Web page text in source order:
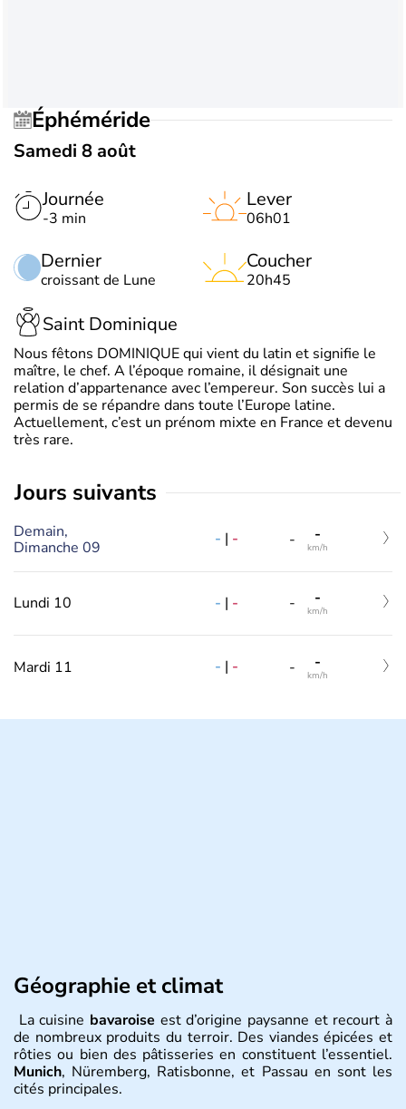
Éphéméride
Samedi 8 août
Journée
-3 min
Dernier
croissant de Lune
Lever
06h01
Coucher
20h45
Saint Dominique
Nous fêtons DOMINIQUE qui vient du latin et signifie le
maître, le chef. A l’époque romaine, il désignait une
relation d’appartenance avec l’empereur. Son succès lui a
permis de se répandre dans toute l’Europe latine.
Actuellement, c’est un prénom mixte en France et devenu
très rare.
jours suivants
Demain,
Dimanche 09
- | - - -
km/h
Lundi 10 - | - - -
km/h
Mardi 11 - | - - -
km/h
Géographie et climat
La cuisine bavaroise est d’origine paysanne et recourt à
de nombreux produits du terroir. Des viandes épicées et
rôties ou bien des pâtisseries en constituent l’essentiel.
Munich, Nüremberg, Ratisbonne, et Passau en sont les
cités principales.